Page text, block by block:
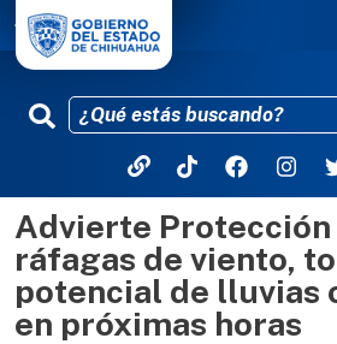
Pasar
Advierte
ráfagas de viento,
potencial de lluvias
en próximas horas